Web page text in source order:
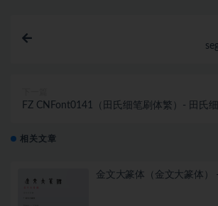
FZ CNFont0141（田氏细笔刷体繁）- 田氏
相关文章
金文大篆体（金文大篆体）